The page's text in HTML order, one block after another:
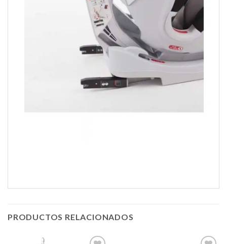
PRODUCTOS RELACIONADOS